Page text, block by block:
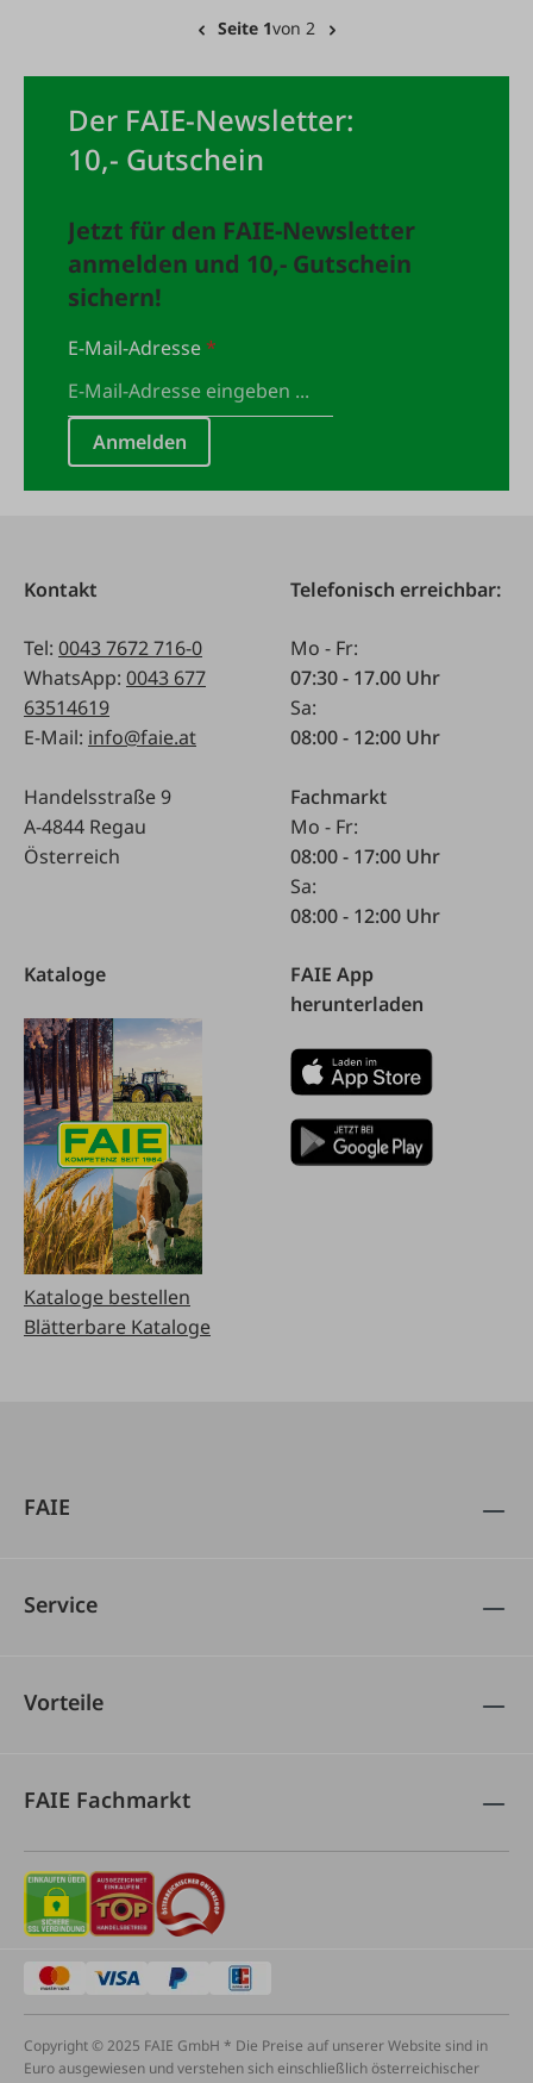
Seite 1von 2
Der FAIE-Newsletter:
10,- Gutschein
Jetzt für den FAIE-Newsletter
anmelden und 10,- Gutschein
sichern!
E-Mail-Adresse*
Anmelden
Kontakt
Tel: 0043 7672 716-0
WhatsApp: 0043 677
63514619
E-Mail: info@faie.at
Handelsstraße 9
A-4844 Regau
Österreich
Telefonisch erreichbar:
Mo - Fr:
07:30 - 17.00 Uhr
Sa:
08:00 - 12:00 Uhr
Fachmarkt
Mo - Fr:
08:00 - 17:00 Uhr
Sa:
08:00 - 12:00 Uhr
Kataloge
Kataloge bestellen
Blätterbare Kataloge
FAIE App
herunterladen
FAIE
Service
Vorteile
FAIE Fachmarkt
Copyright © 2025 FAIE GmbH * Die Preise auf unserer Website sind in
Euro ausgewiesen und verstehen sich einschließlich österreichischer